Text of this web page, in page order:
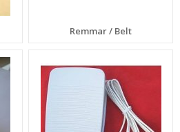
Remmar / Belt